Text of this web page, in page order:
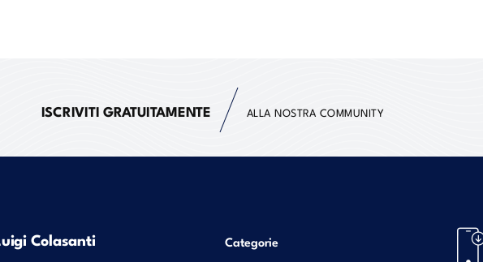
ISCRIVITI GRATUITAMENTE ALLA NOSTRA COMMUNITY
Colasanti Categorie